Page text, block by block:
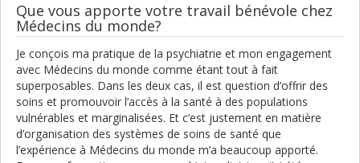
Que vous apporte votre travail bénévole chez
Médecins du monde?
Je conçois ma pratique de la psychiatrie et mon engagement
avec Médecins du monde comme étant tout à fait
superposables. Dans les deux cas, il est question d’offrir des
soins et promouvoir l’accès à la santé à des populations
vulnérables et marginalisées. Et c’est justement en matière
d’organisation des systèmes de soins de santé que
l’expérience à Médecins du monde m’a beaucoup apporté.